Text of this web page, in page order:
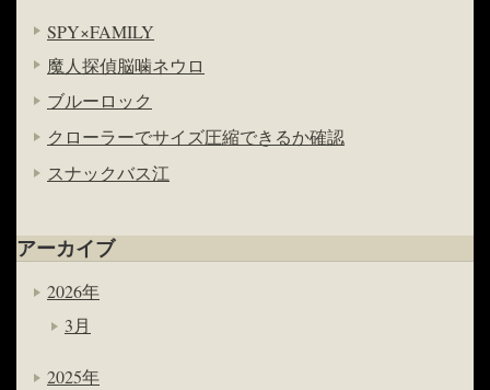
SPY×FAMILY
魔人探偵脳噛ネウロ
ブルーロック
クローラーでサイズ圧縮できるか確認
スナックバス江
アーカイブ
2026年
3月
2025年